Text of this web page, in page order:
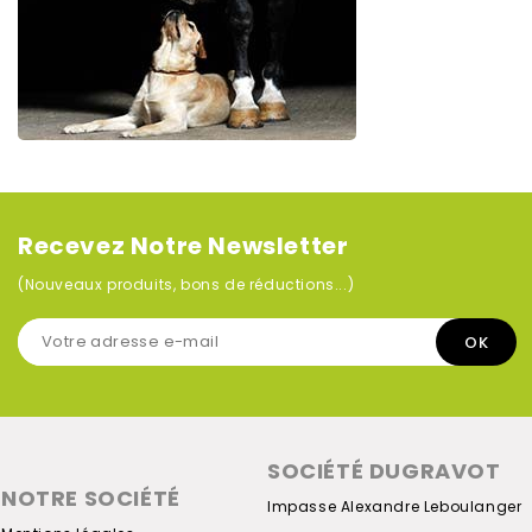
Recevez Notre Newsletter
(Nouveaux produits, bons de réductions...)
NOTRE SOCIÉTÉ
SOCIÉTÉ DUGRAVOT
Impasse Alexandre Leboulanger